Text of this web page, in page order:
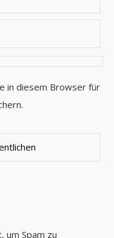
in diesem Browser für
um Spam zu